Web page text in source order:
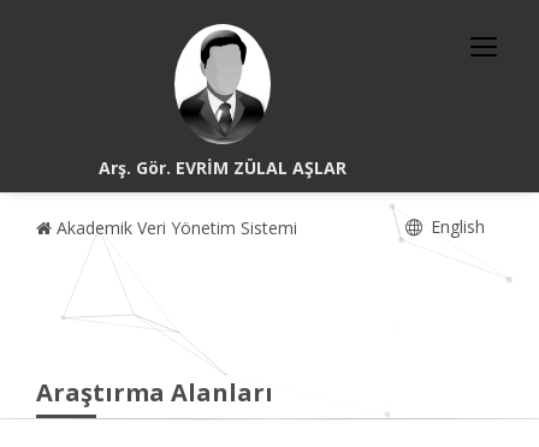
Arş. Gör. EVRİM ZÜLAL AŞLAR
Akademik Veri Yönetim Sistemi English
Araştırma Alanları